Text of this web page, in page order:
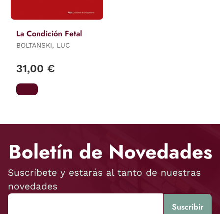
La Condición Fetal
BOLTANSKI, LUC
31,00 €
Boletín de Novedades
Suscríbete y estarás al tanto de nuestras
novedades